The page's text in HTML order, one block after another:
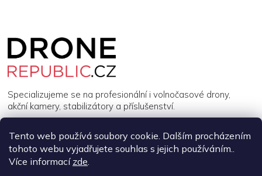
Tento web používá soubory cookie. Dalším procházením
tohoto webu vyjadřujete souhlas s jejich používáním..
Více informací zde.
Specializujeme se na profesionální i volnočasové drony,
akční kamery, stabilizátory a příslušenství.
INFORMACE